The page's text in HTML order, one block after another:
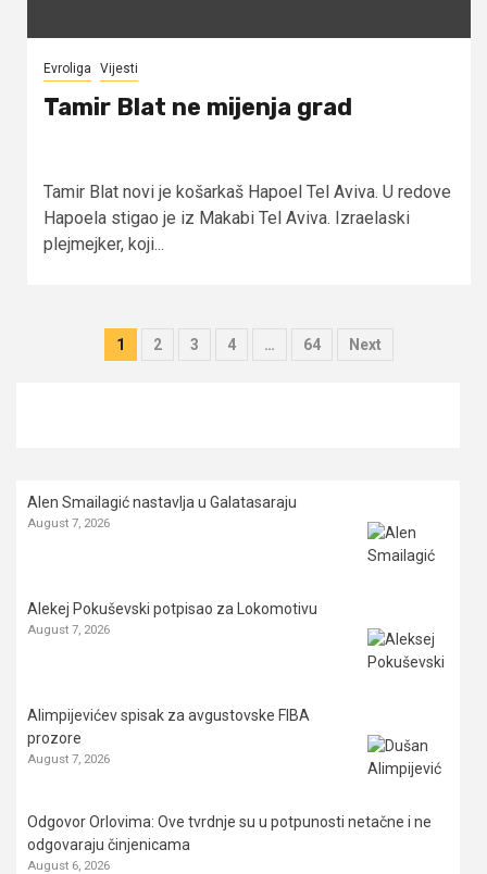
Evroliga Vijesti
Tamir Blat ne mijenja grad
Tamir Blat novi je košarkaš Hapoel Tel Aviva. U redove
Hapoela stigao je iz Makabi Tel Aviva. Izraelaski
plejmejker, koji...
Posts
1 2 3 4 … 64 Next
Alen Smailagić nastavlja u Galatasaraju
August 7, 2026
Alekej Pokuševski potpisao za Lokomotivu
August 7, 2026
Alimpijevićev spisak za avgustovske FIBA
prozore
August 7, 2026
Odgovor Orlovima: ​Ove tvrdnje su u potpunosti netačne i ne
odgovaraju činjenicama
August 6, 2026